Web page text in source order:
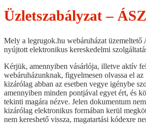
Üzletszabályzat –
Mely a legrugok.hu webáruházat üzemeltető
nyújtott elektronikus kereskedelmi
Kérjük, amennyiben vásárlója, illetve aktív
webáruházunknak, figyelmesen olvassa el az
kizárólag abban az esetben vegye igénybe
amennyiben minden pontjával egyet ért, és
tekinti magára nézve. Jelen dokumentum
kizárólag elektronikus formában kerül
nem kereshető vissza, magatartási kódexre